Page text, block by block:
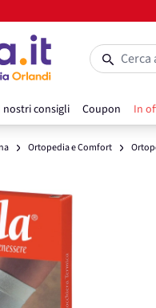
nostri consigli Coupon In
Ortopedia e Comfort